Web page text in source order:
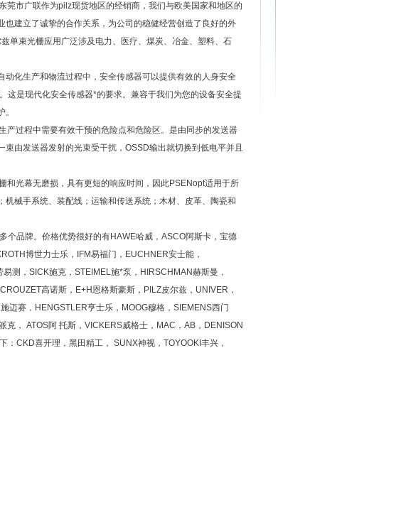
莞市广联作为pilz现货地区的经销商，我们与欧美国家和地区的
建立了诚挚的合作关系，为公司的稳健经营创造了良好的外
单束光栅应用广泛涉及电力、医疗、煤炭、冶金、塑料、石
化生产和物流过程中，安全传感器可以提供有效的人身安全
这是现代化安全传感器*的要求。兼容于我们为您的设备安全提
过程中需要有效干预的危险点和危险区。是由同步的发送器
由发送器发射的光束受干扰，OSSD输出就切换到低电平并且
光幕无磨损，具有更短的响应时间，因此PSENopt适用于所
械手系统、装配线；运输和传送系统；木材、皮革、陶瓷和
品牌。价格优势很好的有HAWE哈威，ASCO阿斯卡，宝德
博世力士乐，IFM易福门，EUCHNER安士能，
测，SICK施克，STEIMEL施*泵，HIRSCHMAN赫斯曼，
高诺斯，E+H恩格斯豪斯，PILZ皮尔兹，UNIVER，
迈赛，HENGSTLER亨士乐，MOOG穆格，SIEMENS西门
， ATOS阿 托斯，VICKERS威格士，MAC，AB，DENISON
CKD喜开理，黑田精工， SUNX神视，TOYOOKI丰兴，